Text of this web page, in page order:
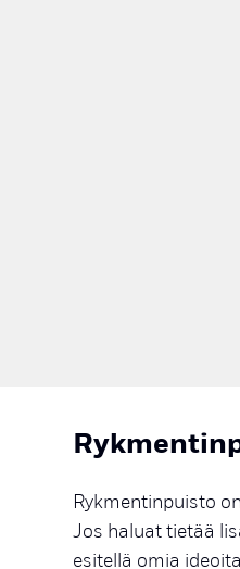
Rykmentinpuisto
Jos haluat tietää
esitellä omia